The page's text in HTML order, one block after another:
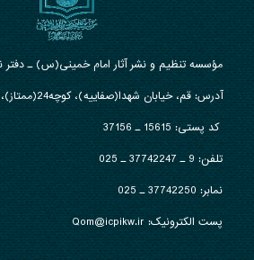
مؤسسه تنظیم و نشر آثار امام خمینی(س) ـ دفتر
آدرس: قم، خیابان شهدا(صفاییه)، کوچه24(ممتاز)، پلاک85
کد پستی: 15615 ـ 37156
تلفن:9 ـ 37742247 ـ 025
نمابر:
پست الکترونیک: Qom@icpikw.ir